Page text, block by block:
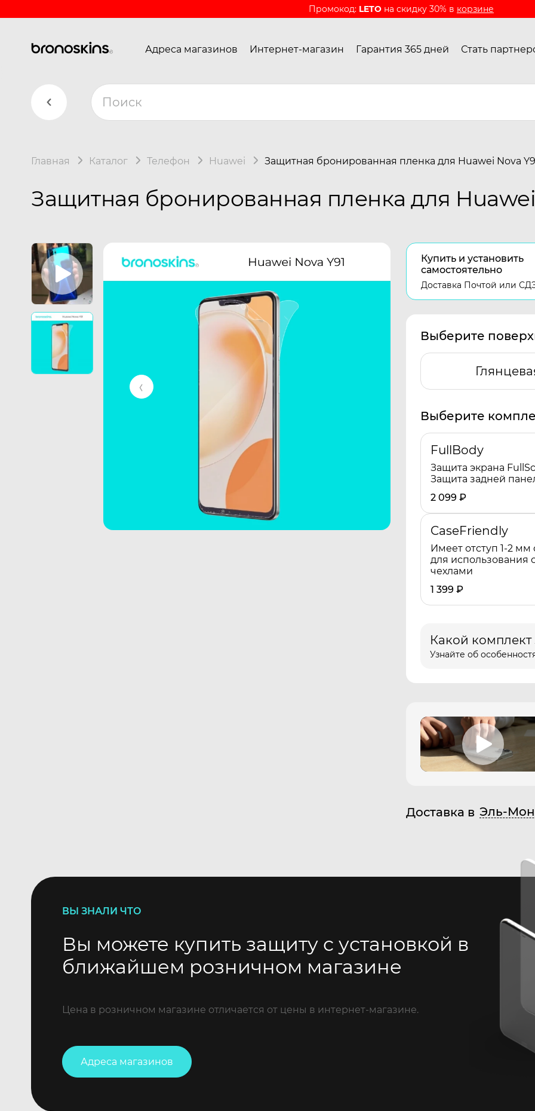
Промокод: LETO на скидку 30% в корзине
Адреса магазинов Интернет-магазин Гарантия 365 дней Стать
Главная Каталог Телефон Huawei Защитная бронированная пленка для Huawei Nova
Защитная бронированная пленка для Huawei
Купить и установить
самостоятельно
Доставка Почтой или
Выберите
Выберите
FullBody
Защита экрана
Защита задней
2 099 ₽
CaseFriendly
Имеет отступ 1-2 мм
для использования
чехлами
1 399 ₽
Какой
Узнайте об
Доставка в Эль-
ВЫ ЗНАЛИ ЧТО
Вы можете купить защиту с установкой в
ближайшем розничном магазине
Цена в розничном магазине отличается от цены в интернет-магазине.
Адреса магазинов